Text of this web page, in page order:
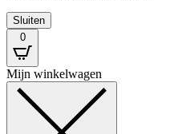
Sluiten
0
Mijn winkelwagen